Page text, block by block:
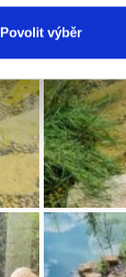
Povolit výběr